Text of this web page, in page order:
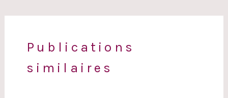
Publications
similaires